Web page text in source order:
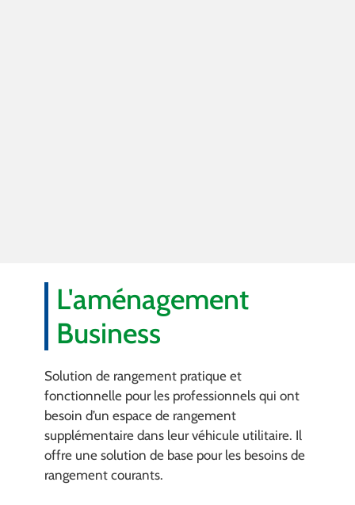
L'aménagement
Business
Solution de rangement pratique et
fonctionnelle pour les professionnels qui ont
besoin d’un espace de rangement
supplémentaire dans leur véhicule utilitaire. Il
offre une solution de base pour les besoins de
rangement courants.